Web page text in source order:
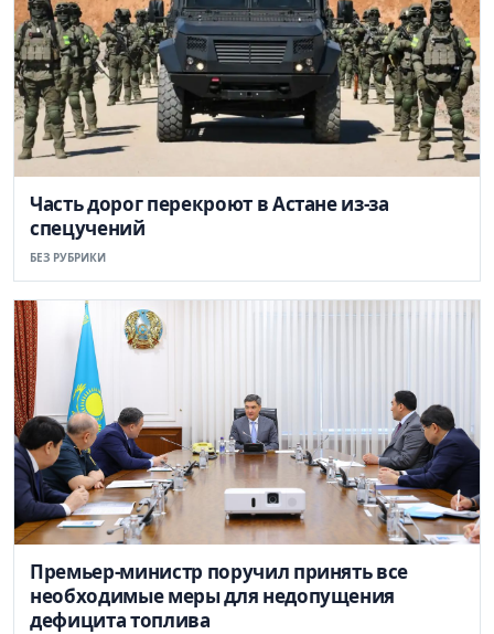
Часть дорог перекроют в Астане из-за
спецучений
БЕЗ РУБРИКИ
Премьер-министр поручил принять все
необходимые меры для недопущения
дефицита топлива